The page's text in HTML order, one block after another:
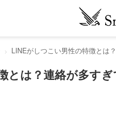
LINEがしつこい男性の特徴とは
とは？連絡が多す